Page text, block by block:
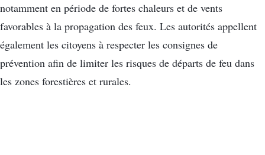
notamment en période de fortes chaleurs et de vents
favorables à la propagation des feux. Les autorités appellent
également les citoyens à respecter les consignes de
prévention afin de limiter les risques de départs de feu dans
les zones forestières et rurales.